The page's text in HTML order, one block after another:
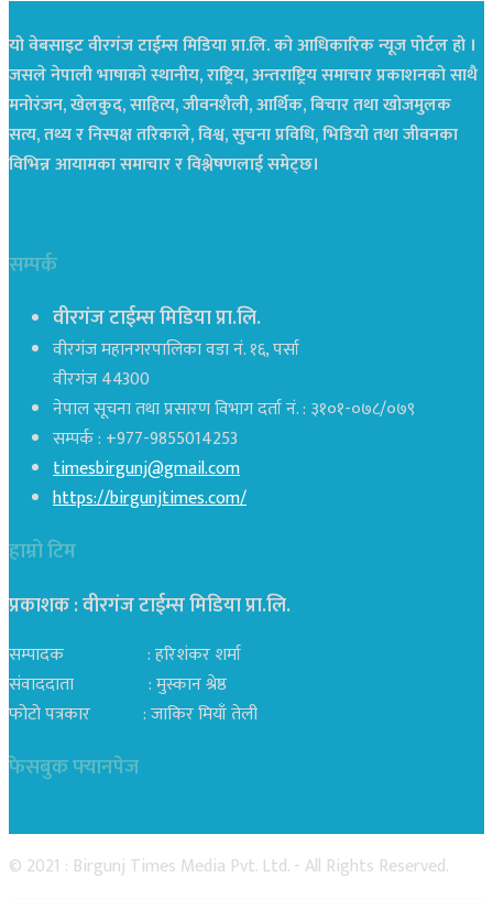
यो वेबसाइट वीरगंज टाईम्स मिडिया प्रा.लि. को आधिकारिक न्यूज पोर्टल हो ।
जसले नेपाली भाषाको स्थानीय, राष्ट्रिय, अन्तराष्ट्रिय समाचार प्रकाशनको साथै
मनोरंजन, खेलकुद, साहित्य, जीवनशैली, आर्थिक, बिचार तथा खोजमुलक
सत्य, तथ्य र निस्पक्ष तरिकाले, विश्व, सुचना प्रविधि, भिडियो तथा जीवनका
विभिन्न आयामका समाचार र विश्लेषणलाई समेट्छ।
सम्पर्क
वीरगंज टाईम्स मिडिया प्रा.लि.
वीरगंज महानगरपालिका वडा नं. १६, पर्सा
वीरगंज 44300
नेपाल सूचना तथा प्रसारण विभाग दर्ता नं. : ३१०१-०७८/०७९
सम्पर्क : +977-9855014253
timesbirgunj@gmail.com
https://birgunjtimes.com/
हाम्रो टिम
प्रकाशक : वीरगंज टाईम्स मिडिया प्रा‍.लि.
सम्पादक : हरिशंकर शर्मा
संवाददाता : मुस्कान श्रेष्ठ
फोटो पत्रकार : जाकिर मियाँ तेली
फेसबुक फ्यानपेज
© 2021 : Birgunj Times Media Pvt. Ltd. - All Rights Reserved.